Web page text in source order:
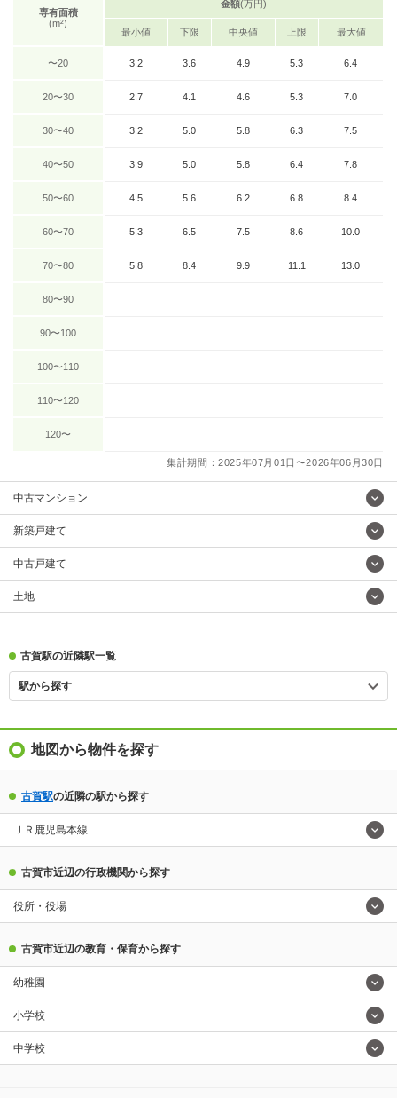
専有面積
(m²)
金額(万円)
最小値 下限 中央値 上限 最大値
〜20 3.2 3.6 4.9 5.3 6.4
20〜30 2.7 4.1 4.6 5.3 7.0
30〜40 3.2 5.0 5.8 6.3 7.5
40〜50 3.9 5.0 5.8 6.4 7.8
50〜60 4.5 5.6 6.2 6.8 8.4
60〜70 5.3 6.5 7.5 8.6 10.0
70〜80 5.8 8.4 9.9 11.1 13.0
80〜90
90〜100
100〜110
110〜120
120〜
集計期間：2025年07月01日〜2026年06月30日
中古マンション
新築戸建て
中古戸建て
土地
古賀駅の近隣駅一覧
駅から探す
地図から物件を探す
古賀駅の近隣の駅から探す
ＪＲ鹿児島本線
古賀市近辺の行政機関から探す
役所・役場
古賀市近辺の教育・保育から探す
幼稚園
小学校
中学校